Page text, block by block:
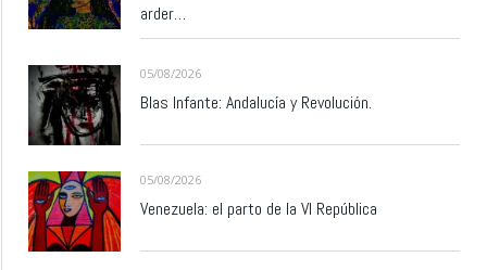
arder…
05/08/2026
Blas Infante: Andalucía y Revolución.
05/08/2026
Venezuela: el parto de la VI República